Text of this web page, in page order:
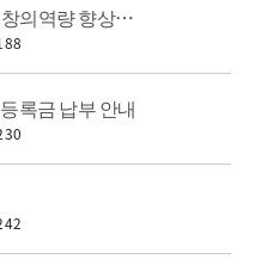
자연과학대학 홍보 및 학생 창의역량 향상을 위한 숏폼 콘텐츠 공모전 운영 계획 알림
록금 납부 안내